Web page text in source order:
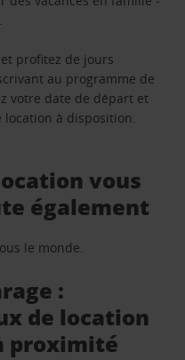
profitez de jours
au programme de
votre date de départ et
à disposition.
vous
également
le monde.
:
de location
proximité